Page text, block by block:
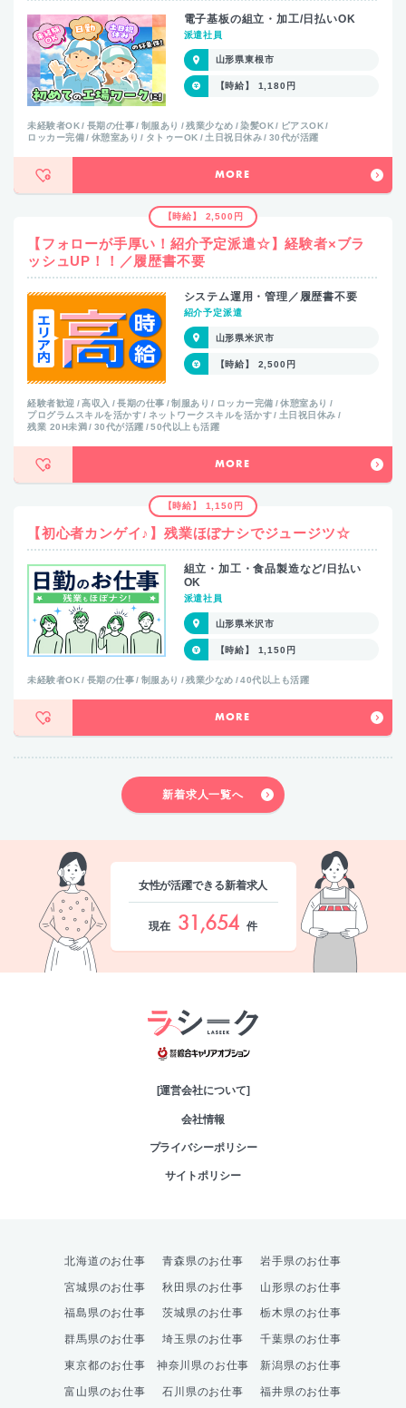
電子基板の組立・加工/日払いOK
派遣社員
山形県東根市
【時給】 1,180円
未経験者OK 長期の仕事 制服あり 残業少なめ 染髪OK
ピアスOK
ロッカー完備
休憩室あり タトゥーOK 土日祝日休み 30代が活躍
MORE
【時給】 2,500円
【フォローが手厚い！紹介予定派遣☆】経験者×ブラ
ッシュUP！！／履歴書不要
システム運用・管理／履歴書不要
紹介予定派遣
山形県米沢市
【時給】 2,500円
経験者歓迎 高収入 長期の仕事 制服あり ロッカー完備
休憩室あり
プログラムスキルを活かす
ネットワークスキルを活かす
土日祝日休み
残業 20H未満
30代が活躍 50代以上も活躍
MORE
【時給】 1,150円
【初心者カンゲイ♪】残業ほぼナシでジュージツ☆
組立・加工・食品製造など/日払い
OK
派遣社員
山形県米沢市
【時給】 1,150円
未経験者OK 長期の仕事 制服あり 残業少なめ 40代以上も活躍
MORE
新着求人一覧へ
女性が活躍できる新着求人
現在 31,654 件
[運営会社について]
会社情報
プライバシーポリシー
サイトポリシー
北海道のお仕事 青森県のお仕事 岩手県のお仕事
宮城県のお仕事 秋田県のお仕事 山形県のお仕事
福島県のお仕事 茨城県のお仕事 栃木県のお仕事
群馬県のお仕事 埼玉県のお仕事 千葉県のお仕事
東京都のお仕事 神奈川県のお仕事 新潟県のお仕事
富山県のお仕事 石川県のお仕事 福井県のお仕事